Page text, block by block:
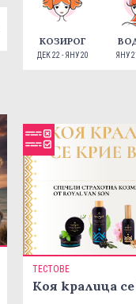
КОЗИРОГ
ДЕК 22 - ЯНУ 20 ЯНУ
ТЕСТОВЕ
Коя кралица